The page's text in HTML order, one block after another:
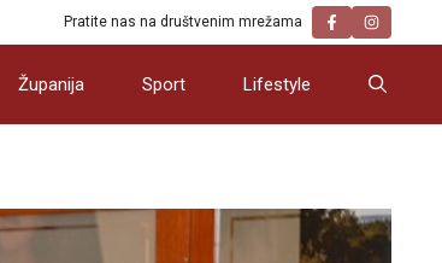
Pratite nas na društvenim mrežama
Županija Sport Lifestyle